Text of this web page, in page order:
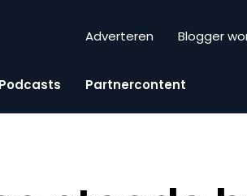
Adverteren Blogger
Podcasts Partnercontent